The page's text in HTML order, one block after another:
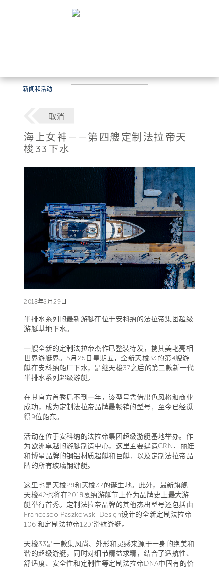
新闻和活动
取消
海上女神——第四艘定制法拉帝天
梭33下水
2018年5月29日
半排水系列的最新游艇在位于安科纳的法拉帝集团超级
游艇基地下水。
一艘全新的定制法拉帝杰作已整装待发，携其美艳亮相
世界游艇界。5月25日星期五，全新天梭33的第4艘游
艇在安科纳船厂下水，是继天梭37之后的第二款新一代
半排水系列超级游艇。
在其官方首秀后不到一年，该型号凭借出色风格和商业
成功，成为定制法拉帝品牌最畅销的型号，至今已经觅
得9位船东。
活动在位于安科纳的法拉帝集团超级游艇基地举办。作
为欧洲卓越的游艇制造中心，这里主要建造CRN、丽娃
和博星品牌的钢铝材质超艇和巨艇，以及定制法拉帝品
牌的所有玻璃钢游艇。
这里也是天梭28和天梭37的诞生地。此外，最新旗舰
天梭42也将在2018戛纳游艇节上作为品牌史上最大游
艇举行首秀。定制法拉帝品牌的其他杰出型号还包括由
Francesco Paszkowski Design设计的全新定制法拉帝
106’和定制法拉帝120’滑航游艇。
天梭33是一款集风尚、外形和灵感来源于一身的绝美和
谐的超级游艇，同时对细节精益求精，结合了适航性、
舒适度、安全性和定制性等定制法拉帝DNA中固有的价